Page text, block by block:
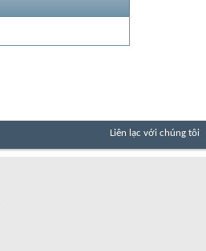
Liên lạc với chúng tôi